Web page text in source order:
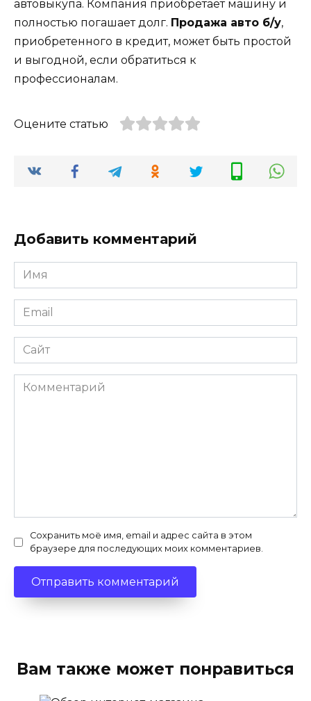
автовыкупа. Компания приобретает машину и
полностью погашает долг. Продажа авто б/у,
приобретенного в кредит, может быть простой
и выгодной, если обратиться к
профессионалам.
Оцените статью
Добавить комментарий
Имя
*
Email
*
Сайт
Комментарий
Сохранить моё имя, email и адрес сайта в этом
браузере для последующих моих комментариев.
Вам также может понравиться